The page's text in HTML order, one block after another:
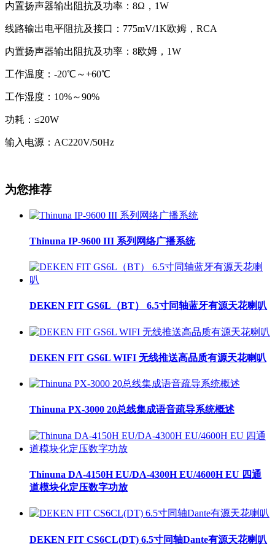
内置扬声器输出阻抗及功率：8Ω，1W
线路输出电平阻抗及接口：775mV/1K欧姆，RCA
内置扬声器输出阻抗及功率：8欧姆，1W
工作温度：-20℃～+60℃
工作湿度：10%～90%
功耗：≤20W
输入电源：AC220V/50Hz
为您推荐
Thinuna IP-9600 III 系列网络广播系统
DEKEN FIT GS6L（BT） 6.5寸同轴蓝牙有源天花喇叭
DEKEN FIT GS6L WIFI 无线推送高品质有源天花喇叭
Thinuna PX-3000 20总线集成语音疏导系统概述
Thinuna DA-4150H EU/DA-4300H EU/4600H EU 四通
道模块化定压数字功放
DEKEN FIT CS6CL(DT) 6.5寸同轴Dante有源天花喇叭